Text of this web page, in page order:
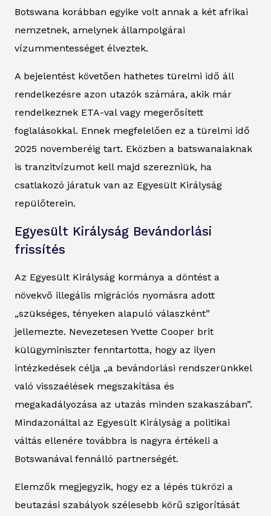
Botswana korábban egyike volt annak a két afrikai
nemzetnek, amelynek állampolgárai
vízummentességet élveztek.
A bejelentést követően hathetes türelmi idő áll
rendelkezésre azon utazók számára, akik már
rendelkeznek ETA-val vagy megerősített
foglalásokkal. Ennek megfelelően ez a türelmi idő
2025 novemberéig tart. Eközben a batswanaiaknak
is tranzitvízumot kell majd szerezniük, ha
csatlakozó járatuk van az Egyesült Királyság
repülőterein.
Egyesült Királyság Bevándorlási
frissítés
Az Egyesült Királyság kormánya a döntést a
növekvő illegális migrációs nyomásra adott
„szükséges, tényeken alapuló válaszként”
jellemezte. Nevezetesen Yvette Cooper brit
külügyminiszter fenntartotta, hogy az ilyen
intézkedések célja „a bevándorlási rendszerünkkel
való visszaélések megszakítása és
megakadályozása az utazás minden szakaszában”.
Mindazonáltal az Egyesült Királyság a politikai
váltás ellenére továbbra is nagyra értékeli a
Botswanával fennálló partnerségét.
Elemzők megjegyzik, hogy ez a lépés tükrözi a
beutazási szabályok szélesebb körű szigorítását